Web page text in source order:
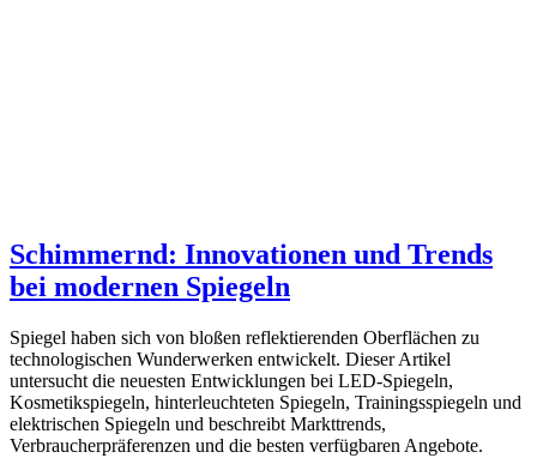
Schimmernd: Innovationen und Trends
bei modernen Spiegeln
Spiegel haben sich von bloßen reflektierenden Oberflächen zu
technologischen Wunderwerken entwickelt. Dieser Artikel
untersucht die neuesten Entwicklungen bei LED-Spiegeln,
Kosmetikspiegeln, hinterleuchteten Spiegeln, Trainingsspiegeln und
elektrischen Spiegeln und beschreibt Markttrends,
Verbraucherpräferenzen und die besten verfügbaren Angebote.